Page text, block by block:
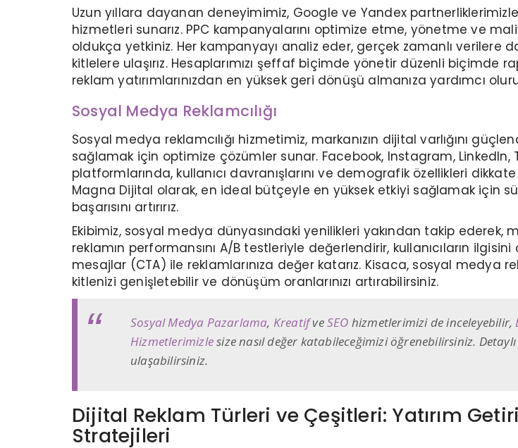
Uzun yıllara dayanan deneyimimiz, Google ve Yandex
hizmetleri sunarız. PPC kampanyalarını optimize etme, yönetme ve
oldukça yetkiniz. Her kampanyayı analiz eder, gerçek zamanlı
kitlelere ulaşırız. Hesaplarımızı şeffaf biçimde yönetir düzenli biçimde
reklam yatırımlarınızdan en yüksek geri dönüşü almanıza yardımcı
Sosyal Medya Reklamcılığı
Sosyal medya reklamcılığı hizmetimiz, markanızın dijital varlığını
sağlamak için optimize çözümler sunar. Facebook, Instagram,
platformlarında, kullanıcı davranışlarını ve demografik özellikleri
Magna Dijital olarak, en ideal bütçeyle en yüksek etkiyi sağlamak için
başarısını artırırız.
Ekibimiz, sosyal medya dünyasındaki yenilikleri yakından takip ederek,
reklamın performansını A/B testleriyle değerlendirir, kullanıcıların
mesajlar (CTA) ile reklamlarınıza değer katarız. Kisaca, sosyal medya
kitlenizi genişletebilir ve dönüşüm oranlarınızı artırabilirsiniz.
Sosyal Medya Pazarlama, KreatifveSEO hizmetlerimizi de inceleyebilir,
Hizmetlerimizlesize nasıl değer katabileceğimizi öğrenebilirsiniz.
ulaşabilirsiniz.
Dijital Reklam Türleri ve Çeşitleri: Yatırım
Stratejileri